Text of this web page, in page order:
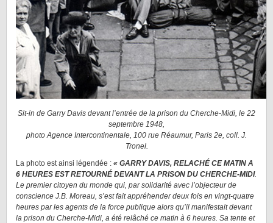
Sit-in de Garry Davis devant l’entrée de la prison du Cherche-Midi, le 22
septembre 1948,
photo Agence Intercontinentale, 100 rue Réaumur, Paris 2e, coll. J.
Tronel.
La photo est ainsi légendée : « GARRY DAVIS, RELACHÉ CE MATIN A
6 HEURES EST RETOURNÉ DEVANT LA PRISON DU CHERCHE-MIDI.
Le premier citoyen du monde qui, par solidarité avec l’objecteur de
conscience J.B. Moreau, s’est fait appréhender deux fois en vingt-quatre
heures par les agents de la force publique alors qu’il manifestait devant
la prison du Cherche-Midi, a été relâché ce matin à 6 heures. Sa tente et